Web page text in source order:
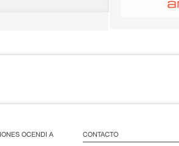
OCENDI A
CONTACTO